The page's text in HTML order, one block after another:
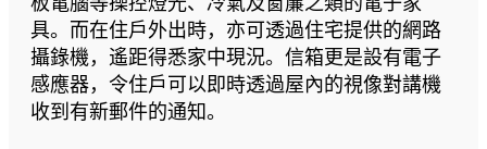
具。而在住戶外出時，亦可透過住宅提供的網路
攝錄機，遙距得悉家中現況。信箱更是設有電子
感應器，令住戶可以即時透過屋內的視像對講機
收到有新郵件的通知。